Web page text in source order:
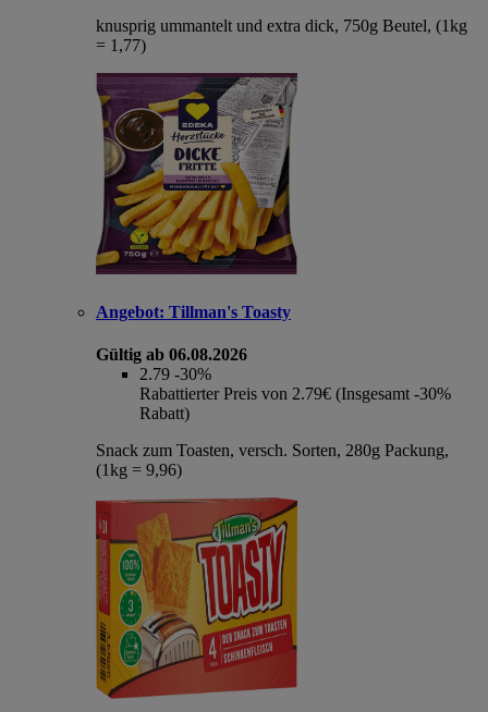
knusprig ummantelt und extra dick, 750g Beutel, (1kg
= 1,77)
Angebot: Tillman's Toasty
Gültig ab 06.08.2026
2.79 -30%
Rabattierter Preis von 2.79€ (Insgesamt -30%
Rabatt)
Snack zum Toasten, versch. Sorten, 280g Packung,
(1kg = 9,96)